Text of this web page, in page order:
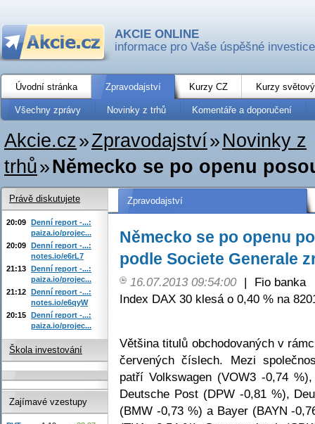
AKCIE ONLINE
informace pro Vaše úspěšné investice
Úvodní stránka Zpravodajství Kurzy CZ Kurzy
Všechny zprávy Novinky z trhů Komentáře a doporučení
Akcie.cz»Zpravodajství» Novinky z
trhů»Německo se po openu
Zpravodajství
Německo se po openu
podle Societe Generale
16.07.2013 09:54:00 |
Fio banka
Index DAX 30 klesá o 0,40 % na
Většina titulů obchodovaných v
červených číslech. Mezi
patří Volkswagen (VOW3 -0,74
Deutsche Post (DPW -0,81 %),
(BMW -0,73 %) a Bayer (BAYN -
Právě diskutujete
20:09 Denní report -...:
paiza.io/projec...
20:09 Denní report -...:
notes.io/e6rL7
21:13 Denní report -...:
paiza.io/projec...
21:12 Denní report -...:
notes.io/e6qyW
20:15 Denní report -...:
paiza.io/projec...
Škola investování
Zajímavé vzestupy